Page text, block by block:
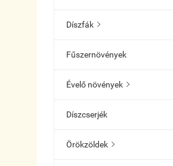
Díszfák 
Fűszernövények
Évelő növények 
Díszcserjék
Örökzöldek 